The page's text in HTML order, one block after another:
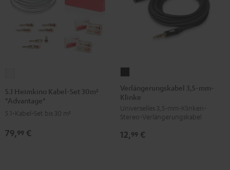
Heimkino
Kabel-
Set
"Advantage"
5.1 Heimkino Kabel-Set 30m²
"Advantage"
5.1‑Kabel‑Set bis 30 m²
79,99 €
3,5-
mm-
Klinke
Schwarz
Verlängerungskabel 3,5-mm-
Klinke
Universelles 3,5-mm-Klinken-
Stereo-Verlängerungskabel
12,99 €